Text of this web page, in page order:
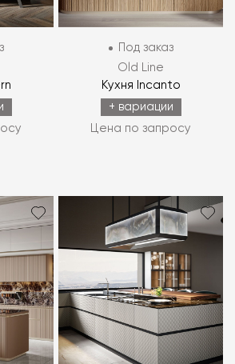
Под заказ
Old Line
Кухня Incanto
+ вариации
Цена по запросу